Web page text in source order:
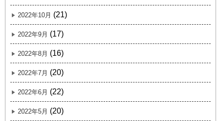
2022年10月 (21)
2022年9月 (17)
2022年8月 (16)
2022年7月 (20)
2022年6月 (22)
2022年5月 (20)